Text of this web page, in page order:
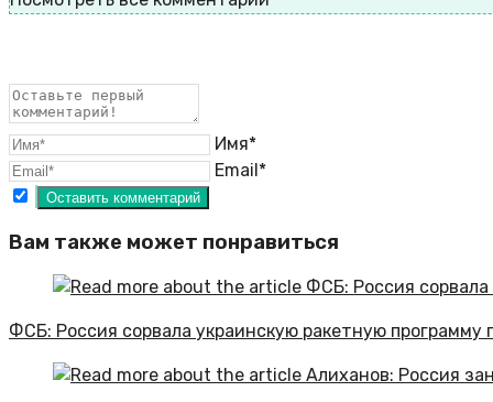
Имя*
Email*
Вам также может понравиться
ФСБ: Россия сорвала украинскую ракетную программу